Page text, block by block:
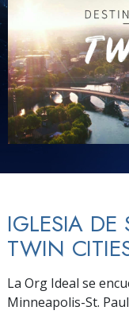
IGLESIA DE
TWIN
La Org Ideal se
Minneapolis-St.